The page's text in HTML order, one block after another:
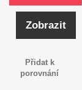
Zobrazit
Přidat k
porovnání